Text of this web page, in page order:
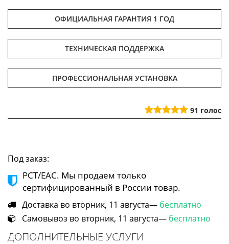
ОФИЦИАЛЬНАЯ ГАРАНТИЯ 1 ГОД
ТЕХНИЧЕСКАЯ ПОДДЕРЖКА
ПРОФЕССИОНАЛЬНАЯ УСТАНОВКА
91 голос
Под заказ:
РСТ/ЕАС. Мы продаем только
сертифицированный в России товар.
Доставка во вторник, 11 августа— бесплатно
Самовывоз во вторник, 11 августа— бесплатно
ДОПОЛНИТЕЛЬНЫЕ УСЛУГИ